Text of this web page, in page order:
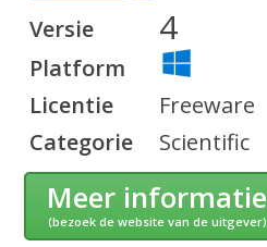
Versie 4
Platform
Licentie
Freeware
Categorie
Scientific
Meer informatie
(bezoek de website van de uitgever)